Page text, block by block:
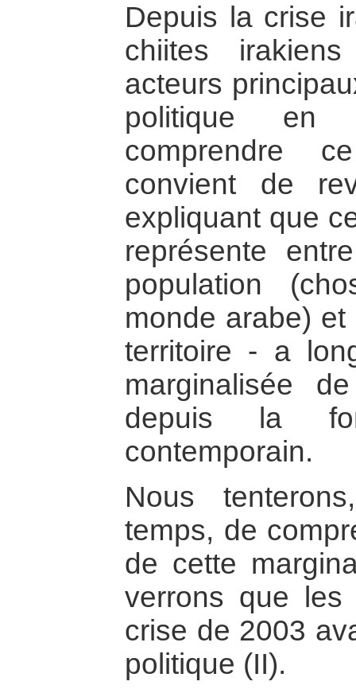
Depuis la crise
chiites
acteurs
politique
comprendre
convient de
expliquant que
représente
population
monde arabe)
territoire - a
marginalisée
depuis la
contemporain.
Nous
temps, de
de cette
verrons que
crise de 2003
politique (II).